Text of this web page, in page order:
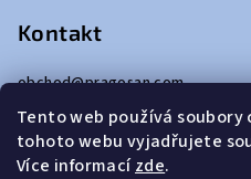
Tento web používá soubory
tohoto webu vyjadřujete
Více informacízde.
Kontakt
obchod@pragosan.com
+420 271 082 363